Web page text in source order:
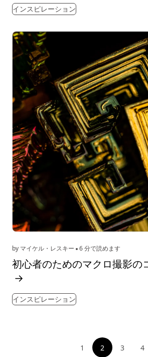
インスピレーション
by マイケル・レスキー 6 分で読めます
初心者のためのマクロ撮影の
→
インスピレーション
ページネーション
参照先のページ
1 2 参照先
3 4